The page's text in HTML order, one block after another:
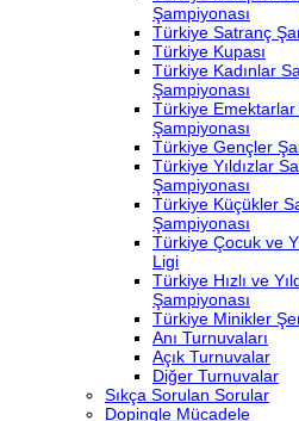
Şampiyonası
Türkiye Satranç
Türkiye Kupası
Türkiye Kadınlar
Şampiyonası
Türkiye
Şampiyonası
Türkiye Gençler
Türkiye Yıldızlar
Şampiyonası
Türkiye Küçükler
Şampiyonası
Türkiye Çocuk ve
Ligi
Türkiye Hızlı ve
Şampiyonası
Türkiye Minikler
Anı Turnuvaları
Açık Turnuvalar
Diğer Turnuvalar
Sıkça Sorulan Sorular
Dopingle Mücadele